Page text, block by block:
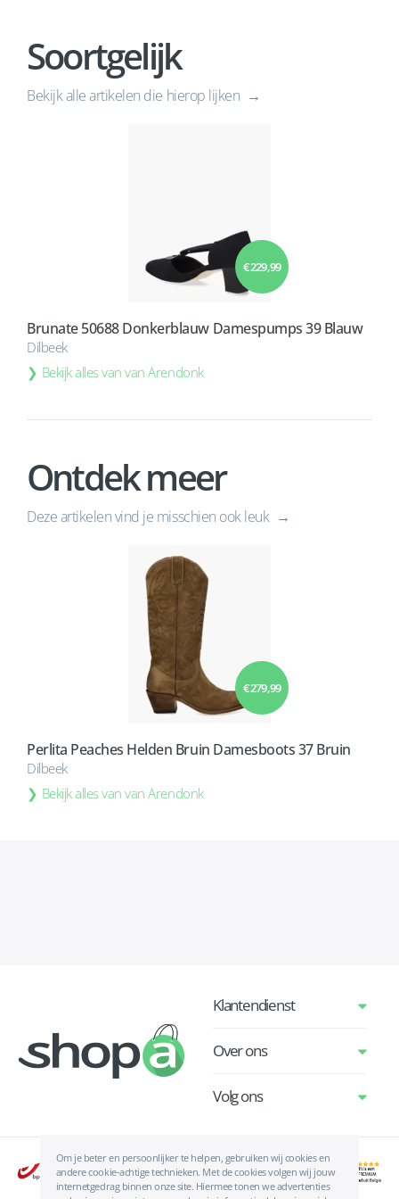
Soortgelijk
Bekijk alle artikelen die hierop lijken
€ 229,99
Brunate 50688 Donkerblauw Damespumps 39 Blauw
Dilbeek
Bekijk alles van van Arendonk
€ 279,99
Perlita Peaches Helden Bruin Damesboots 37 Bruin
Dilbeek
Bekijk alles van van Arendonk
Ontdek meer
Deze artikelen vind je misschien ook leuk
Om je beter en persoonlijker te helpen, gebruiken wij cookies en
andere cookie-achtige technieken. Met de cookies volgen wij jouw
internetgedrag binnen onze site. Hiermee tonen we advertenties
Klantendienst
Over ons
Volg ons